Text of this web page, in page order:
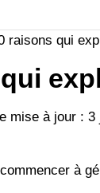
raisons qui
mise à jour : 3
à